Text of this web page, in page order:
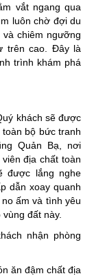
vắt ngang qua
luôn chờ đợi du
chiêm ngưỡng
trên cao. Đây là
trình khám phá
khách sẽ được
bộ bức tranh
Quản Bạ, nơi
địa chất toàn
được lắng nghe
dẫn xoay quanh
ấm và tình yêu
đất này.
nhận phòng
ăn đậm chất địa